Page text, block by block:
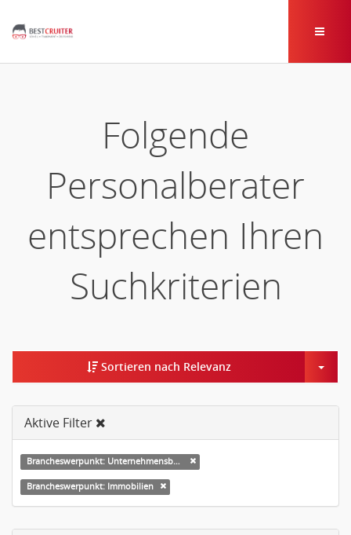
Folgende
Personalberater
entsprechen Ihren
Suchkriterien
Sortieren nach Relevanz
Aktive Filter
Brancheswerpunkt: Unternehmensberatung
Brancheswerpunkt: Immobilien